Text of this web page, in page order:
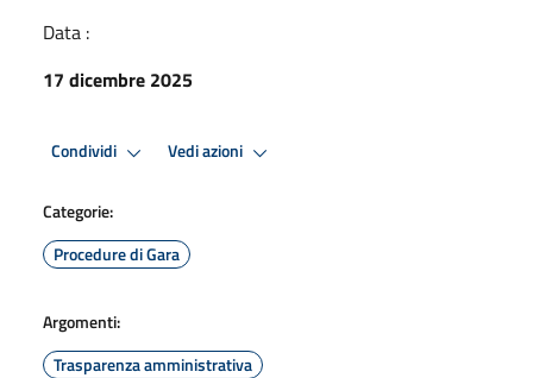
Data :
17 dicembre 2025
Condividi Vedi azioni
Categorie:
Procedure di Gara
Argomenti:
Trasparenza amministrativa